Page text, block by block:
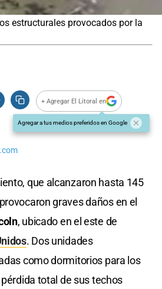
estructurales provocados por la
+ Agregar El Litoral en
Agregar a tus medios preferidos en Google
que alcanzaron hasta 145
graves daños en el
, ubicado en el este de
. Dos unidades
como dormitorios para los
total de sus techos